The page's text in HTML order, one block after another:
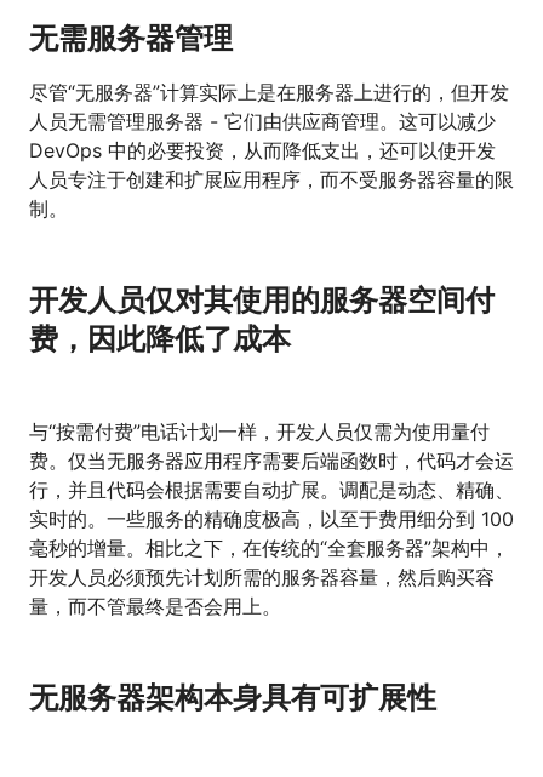
无需服务器管理
尽管“无服务器”计算实际上是在服务器上进行的，但开发
人员无需管理服务器 - 它们由供应商管理。这可以减少
DevOps 中的必要投资，从而降低支出，还可以使开发
人员专注于创建和扩展应用程序，而不受服务器容量的限
制。
开发人员仅对其使用的服务器空间付
费，因此降低了成本
与“按需付费”电话计划一样，开发人员仅需为使用量付
费。仅当无服务器应用程序需要后端函数时，代码才会运
行，并且代码会根据需要自动扩展。调配是动态、精确、
实时的。一些服务的精确度极高，以至于费用细分到 100
毫秒的增量。相比之下，在传统的“全套服务器”架构中，
开发人员必须预先计划所需的服务器容量，然后购买容
量，而不管最终是否会用上。
无服务器架构本身具有可扩展性